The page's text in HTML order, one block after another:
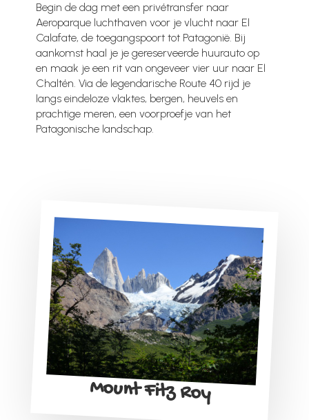
Begin de dag met een privétransfer naar
Aeroparque luchthaven voor je vlucht naar El
Calafate, de toegangspoort tot Patagonië. Bij
aankomst haal je je gereserveerde huurauto op
en maak je een rit van ongeveer vier uur naar El
Chaltén. Via de legendarische Route 40 rijd je
langs eindeloze vlaktes, bergen, heuvels en
prachtige meren, een voorproefje van het
Patagonische landschap.
Mount Fitz Roy